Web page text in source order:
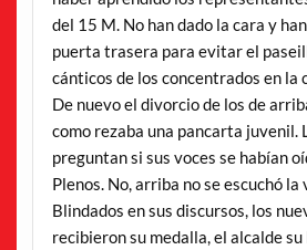
del 15 M. No han dado la cara y
puerta trasera para evitar el
cánticos de los concentrados en la
De nuevo el divorcio de los de
como rezaba una pancarta juvenil.
preguntan si sus voces se habían
Plenos. No, arriba no se escuchó la
Blindados en sus discursos, los
recibieron su medalla, el alcalde su